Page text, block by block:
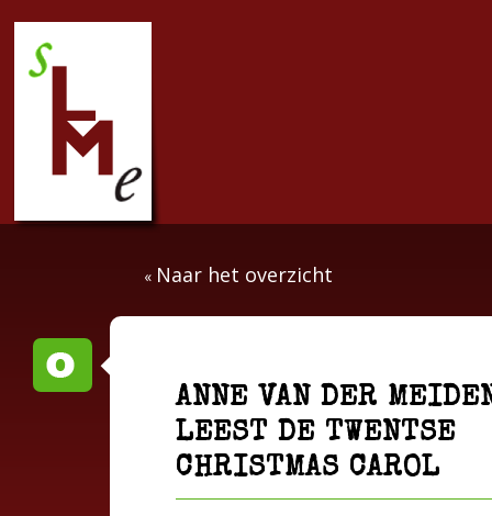
« Naar het overzicht
ANNE VAN DER
LEEST DE TWENTSE
CHRISTMAS CAROL